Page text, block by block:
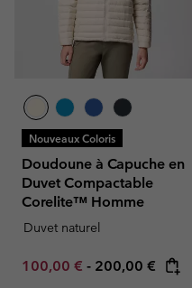
Nouveaux Coloris
Doudoune à Capuche en
Duvet Compactable
Corelite™ Homme
Duvet naturel
Minimum sale price:
100,00 € - Maximum
200,00 €